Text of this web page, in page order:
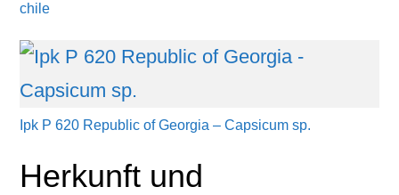
chile
Ipk P 620 Republic of Georgia – Capsicum sp.
Herkunft und